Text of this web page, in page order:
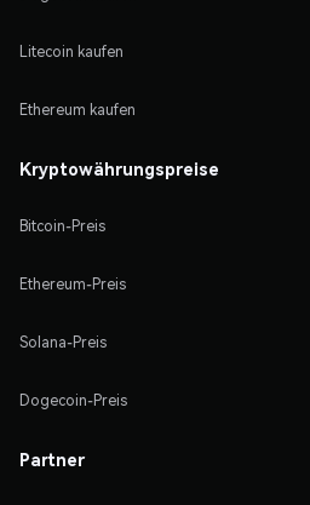
Litecoin kaufen
Ethereum kaufen
Kryptowährungspreise
Bitcoin-Preis
Ethereum-Preis
Solana-Preis
Dogecoin-Preis
Partner